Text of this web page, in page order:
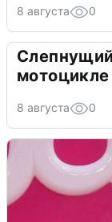
8 августа 0
мотоцикле
8 августа 0